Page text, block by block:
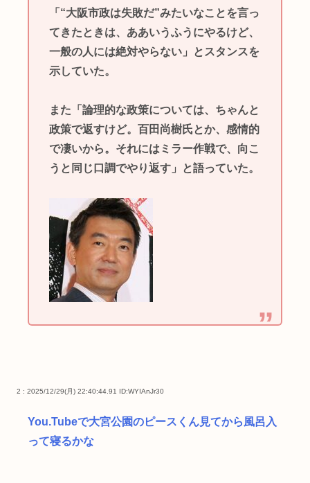
「“大阪市政は失敗だ”みたいなことを言っ
てきたときは、ああいうふうにやるけど、
一般の人には絶対やらない」とスタンスを
示していた。
また「論理的な政策については、ちゃんと
政策で返すけど。百田尚樹氏とか、感情的
で凄いから。それにはミラー作戦で、向こ
うと同じ口調でやり返す」と語っていた。
2 : 2025/12/29(月) 22:40:44.91 ID:WYIAnJr30
You.Tubeで大宮公園のピースくん見てから風呂入
って寝るかな